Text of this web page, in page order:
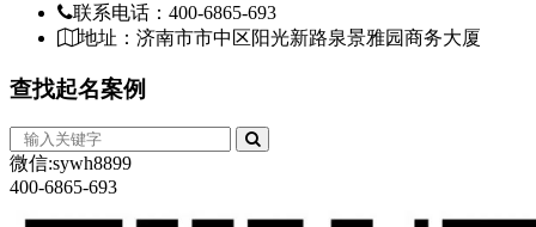
联系电话：400-6865-693
地址：济南市市中区阳光新路泉景雅园商务大厦
查找起名案例
微信:sywh8899
400-6865-693